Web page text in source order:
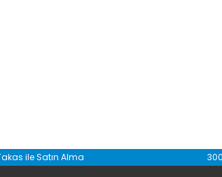
Bu ürüne ilk yorumu siz
ile Satın Alma